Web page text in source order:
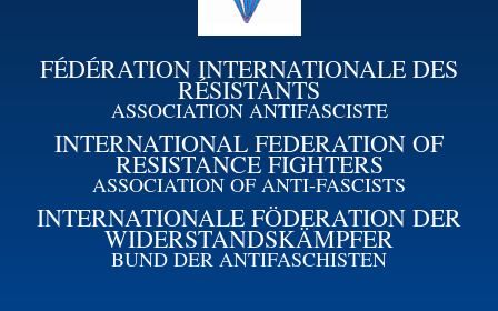
FÉDÉRATION INTERNATIONALE DES
RÉSISTANTS
ASSOCIATION ANTIFASCISTE
INTERNATIONAL FEDERATION OF
RESISTANCE FIGHTERS
ASSOCIATION OF ANTI-FASCISTS
INTERNATIONALE FÖDERATION DER
WIDERSTANDSKÄMPFER
BUND DER ANTIFASCHISTEN